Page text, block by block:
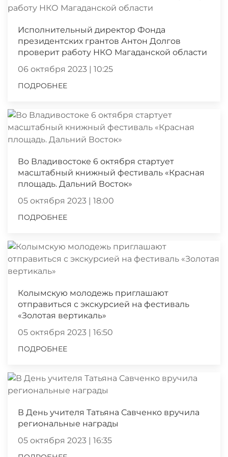
Исполнительный директор Фонда
президентских грантов Антон Долгов
проверит работу НКО Магаданской области
06 октября 2023 | 10:25
ПОДРОБНЕЕ
Во Владивостоке 6 октября стартует
масштабный книжный фестиваль «Красная
площадь. Дальний Восток»
05 октября 2023 | 18:00
ПОДРОБНЕЕ
Колымскую молодежь приглашают
отправиться с экскурсией на фестиваль
«Золотая вертикаль»
05 октября 2023 | 16:50
ПОДРОБНЕЕ
В День учителя Татьяна Савченко вручила
региональные награды
05 октября 2023 | 16:35